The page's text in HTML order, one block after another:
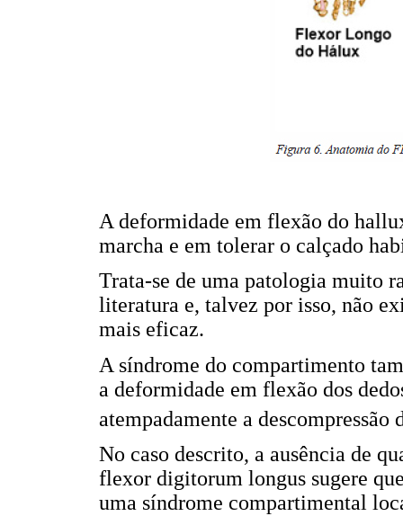
A deformidade em flexão do
marcha e em tolerar o calçado
Trata-se de uma patologia muito
literatura e, talvez por isso, não
mais eficaz.
A síndrome do compartimento
a deformidade em flexão dos
atempadamente a
No caso descrito, a ausência de
flexor digitorum longus sugere
uma síndrome compartimental